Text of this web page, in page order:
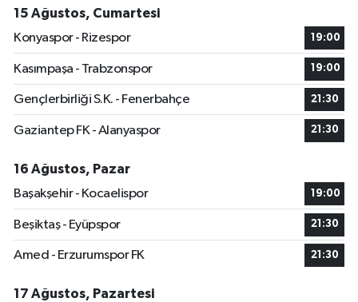
15 Ağustos, Cumartesi
Konyaspor - Rizespor
19:00
Kasımpaşa - Trabzonspor 19:00
Gençlerbirliği S.K. - Fenerbahçe 21:30
Gaziantep FK - Alanyaspor 21:30
16 Ağustos, Pazar
Başakşehir - Kocaelispor
19:00
Beşiktaş - Eyüpspor 21:30
Amed - Erzurumspor FK 21:30
17 Ağustos, Pazartesi